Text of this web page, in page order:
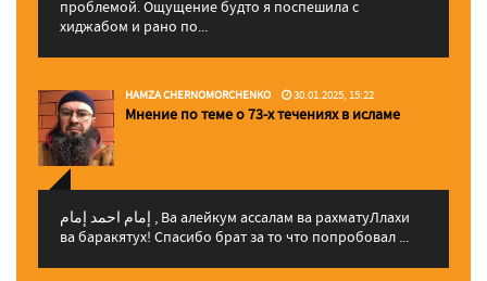
проблемой. Ощущение будто я поспешила с
хиджабом и рано по...
HAMZA CHERNOMORCHENKO 30.01.2025, 15:22
Мнение по теме о 73-х течениях в исламе
إمام احمد إمام , Ва алейкум ассалам ва рахматуЛлахи
ва баракятух! Спасибо брат за то что попробовал ...